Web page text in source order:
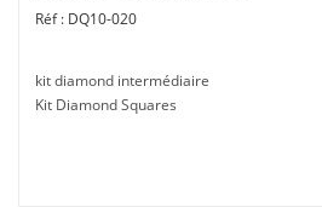
DQ10-020
kit diamond intermédiaire
Kit Diamond Squares